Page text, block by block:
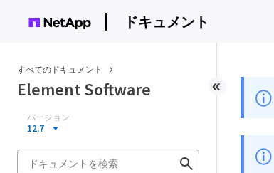
ドキュメント
すべてのドキュメント
Element Software
バージョン
12.7